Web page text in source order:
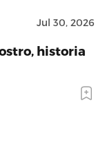
Jul 30, 2026
historia